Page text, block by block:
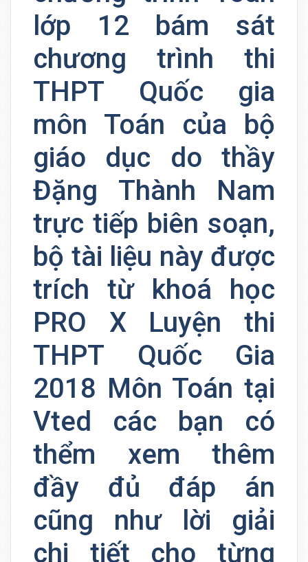
lớp 12 bám sát
chương trình thi
THPT Quốc gia
môn Toán của bộ
giáo dục do thầy
Đặng Thành Nam
trực tiếp biên soạn,
bộ tài liệu này được
trích từ khoá học
PRO X Luyện thi
THPT Quốc Gia
2018 Môn Toán tại
Vted các bạn có
thểm xem thêm
đầy đủ đáp án
cũng như lời giải
chi tiết cho từng